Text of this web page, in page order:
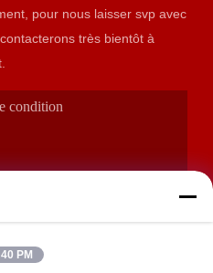
pour nous laisser svp avec
très bientôt à
PM